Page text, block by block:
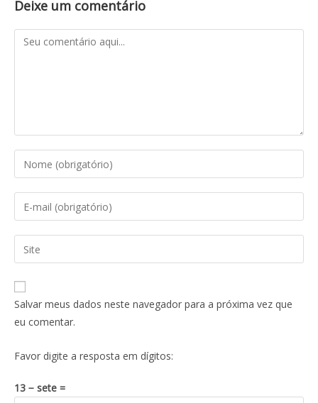
Deixe um comentário
Salvar meus dados neste navegador para a próxima vez que
eu comentar.
Favor digite a resposta em dígitos:
13 − sete =